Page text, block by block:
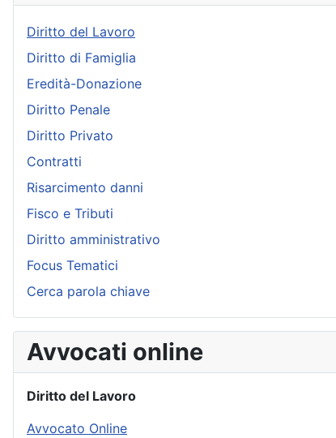
Diritto del Lavoro
Diritto di Famiglia
Eredità-Donazione
Diritto Penale
Diritto Privato
Contratti
Risarcimento danni
Fisco e Tributi
Diritto amministrativo
Focus Tematici
Cerca parola chiave
Avvocati online
Diritto del Lavoro
Avvocato Online